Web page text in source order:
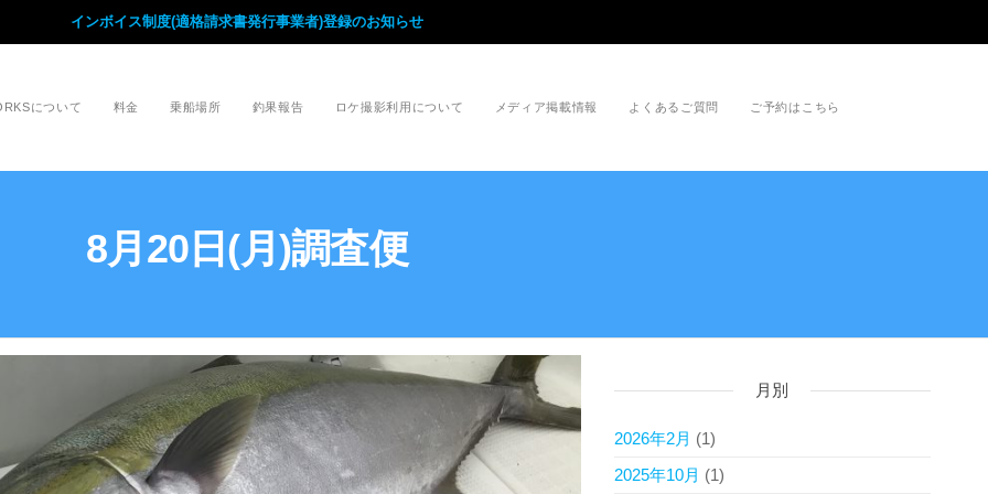
インボイス制度(適格請求書発行事業者)登録のお知らせ
について 料金 乗船場所 釣果報告 ロケ撮影利用について メディア掲載情報 よくあるご質問 ご予約はこちら
8月20日(月)調査便
月別
2026年2月 (1)
2025年10月 (1)